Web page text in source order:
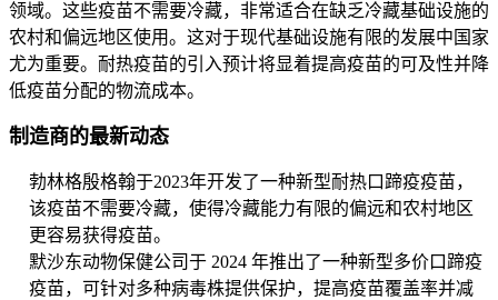
领域。这些疫苗不需要冷藏，非常适合在缺乏冷藏基础设施的
农村和偏远地区使用。这对于现代基础设施有限的发展中国家
尤为重要。耐热疫苗的引入预计将显着提高疫苗的可及性并降
低疫苗分配的物流成本。
制造商的最新动态
勃林格殷格翰于2023年开发了一种新型耐热口蹄疫疫苗，
该疫苗不需要冷藏，使得冷藏能力有限的偏远和农村地区
更容易获得疫苗。
默沙东动物保健公司于 2024 年推出了一种新型多价口蹄疫
疫苗，可针对多种病毒株提供保护，提高疫苗覆盖率并减